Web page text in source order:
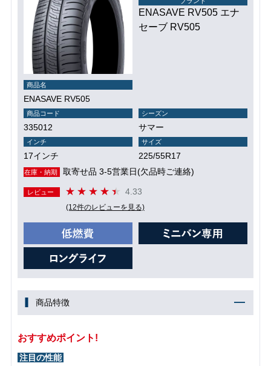
ENASAVE RV505 エナ
セーブ RV505
商品名
ENASAVE RV505
商品コード
335012
シーズン
サマー
インチ
17インチ
サイズ
225/55R17
在庫・納期 取寄せ品 3-5営業日(欠品時ご連絡)
レビュー 4.33
(12件のレビューを見る)
商品特徴
おすすめポイント!
注目の性能